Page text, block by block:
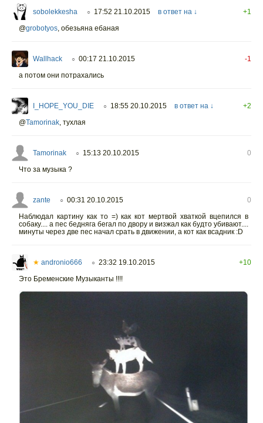
sobolekkesha ○ 17:52 21.10.2015 в ответ на ↓
+1
@grobotyos обезьяна ебаная
Wallhack ○ 00:17 21.10.2015
-1
а потом они потрахались
I_HOPE_YOU_DIE ○ 18:55 20.10.2015 в ответ на ↓
+2
@Tamorinak тухлая
Tamorinak ○ 15:13 20.10.2015
0
Что за музыка ?
zante ○ 00:31 20.10.2015
0
Наблюдал картину как то =) как кот мертвой хваткой вцепился в
собаку.... а пес бедняга бегал по двору и визжал как будто убивают....
минуты через две пес начал срать в движении, а кот как всадник :D
★ andronio666 ○ 23:32 19.10.2015
+10
Это Бременские Музыканты !!!!